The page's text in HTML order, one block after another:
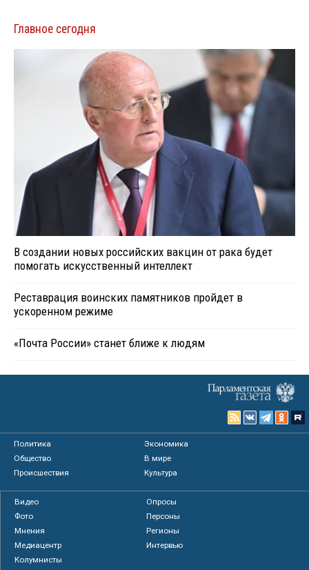
Главное сегодня
В создании новых российских вакцин от рака будет
помогать искусственный интеллект
Реставрация воинских памятников пройдет в
ускоренном режиме
«Почта России» станет ближе к людям
Политика
Экономика
Общество
В мире
Происшествия
Культура
Видео
Опросы
Фото
Персоны
Мнения
Регионы
Медиацентр
Интервью
Колумнисты